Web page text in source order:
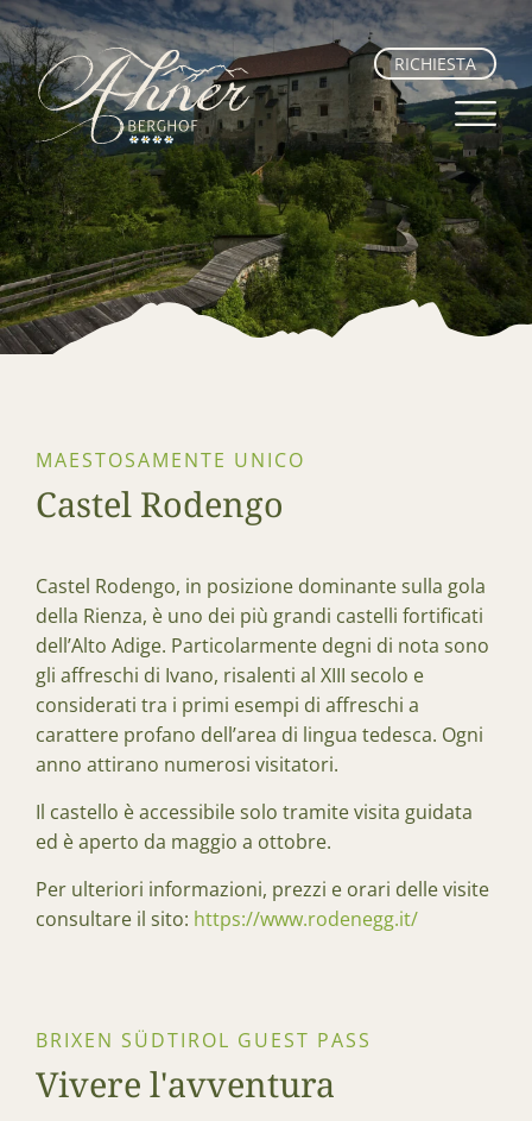
RICHIESTA
MAESTOSAMENTE UNICO
Castel Rodengo
Castel Rodengo, in posizione dominante sulla gola
della Rienza, è uno dei più grandi castelli fortificati
dell’Alto Adige. Particolarmente degni di nota sono
gli affreschi di Ivano, risalenti al XIII secolo e
considerati tra i primi esempi di affreschi a
carattere profano dell’area di lingua tedesca. Ogni
anno attirano numerosi visitatori.
Il castello è accessibile solo tramite visita guidata
ed è aperto da maggio a ottobre.
Per ulteriori informazioni, prezzi e orari delle visite
consultare il sito: https://www.rodenegg.it/
BRIXEN SÜDTIROL GUEST PASS
Vivere l'avventura